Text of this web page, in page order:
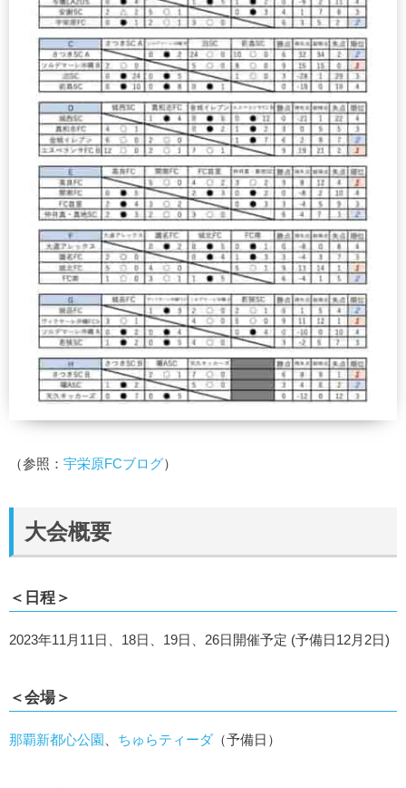
（参照： 宇栄原FCブログ）
大会概要
＜日程＞
2023年11月11日、18日、19日、26日開催予定 (予備日12月2日)
＜会場＞
那覇新都心公園 ちゅらティーダ （予備日）